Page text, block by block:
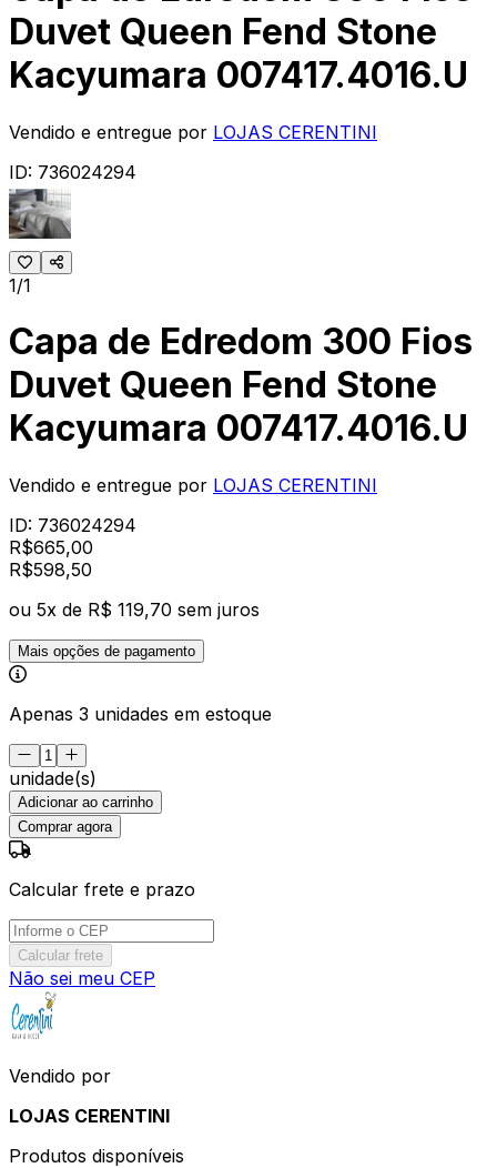
Duvet Queen Fend Stone
Kacyumara 007417.4016.U
Vendido e entregue por LOJAS CERENTINI
ID: 736024294
1/1
Capa de Edredom 300 Fios
Duvet Queen Fend Stone
Kacyumara 007417.4016.U
Vendido e entregue por LOJAS CERENTINI
ID: 736024294
R$665,00
R$598,50
ou 5x de R$ 119,70 sem juros
Mais opções de pagamento
Apenas 3 unidades em estoque
unidade(s)
Adicionar ao carrinho
Comprar agora
Calcular frete e prazo
Calcular frete
Não sei meu CEP
Vendido por
LOJAS CERENTINI
Produtos disponíveis